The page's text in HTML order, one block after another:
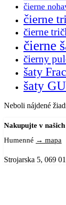
čierne
čierne
čierne
čierne
čierny
šaty
šaty
Neboli nájdené
Nakupujte v
Humenné → mapa
Strojarska 5, 069